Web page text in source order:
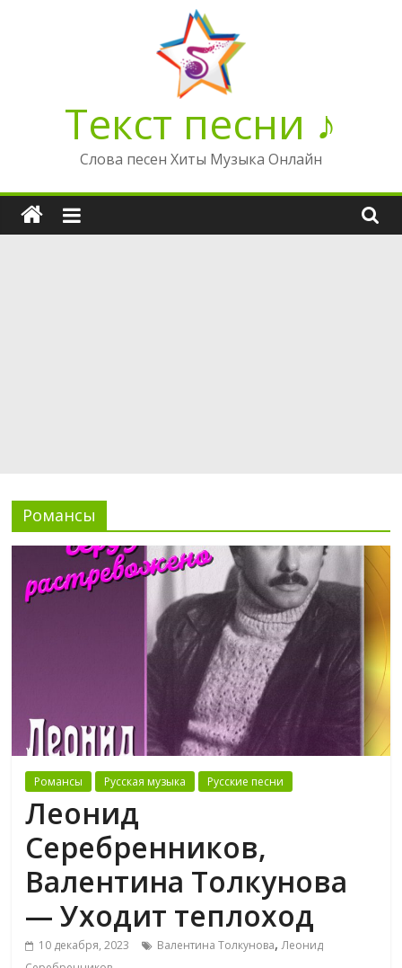
Текст песни ♪
Слова песен Хиты Музыка Онлайн
Романсы
Романсы Русская музыка Русские песни
Леонид
Серебренников,
Валентина Толкунова
— Уходит теплоход
10 декабря, 2023 Валентина Толкунова,Леонид